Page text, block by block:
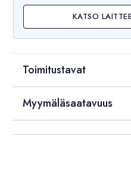
KATSO
Toimitustavat
Myymäläsaatavuus